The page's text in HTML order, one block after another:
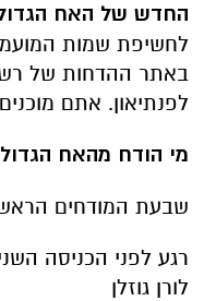
החדש של האח
לחשיפת שמות
לפנתיאון. אתם
מי הודח מהאח הגדול 2025 עד היום?.
שבעת המודחים
רגע לפני הכניסה
לורן גוזלן